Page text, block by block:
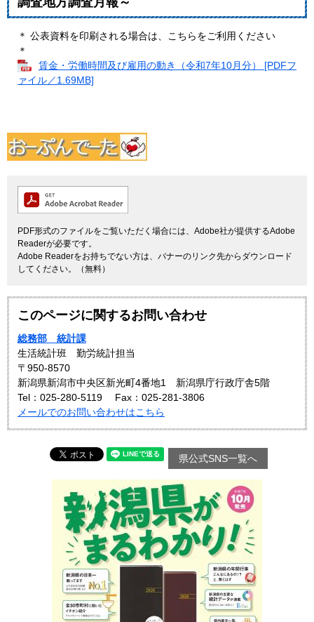
＊ 公表資料を印刷される場合は、こちらをご利用ください
＊
賃金・労働時間及び雇用の動き（令和7年10月分） [PDFフ
ァイル／1.69MB]
PDF形式のファイルをご覧いただく場合には、Adobe社が提供するAdobe
Readerが必要です。
Adobe Readerをお持ちでない方は、バナーのリンク先からダウンロード
してください。（無料）
このページに関するお問い合わせ
総務部 統計課
生活統計班 勤労統計担当
〒950-8570
新潟県新潟市中央区新光町4番地1 新潟県庁行政庁舎5階
Tel：025-280-5119
Fax：025-281-3806
メールでのお問い合わせはこちら
県公式SNS一覧へ